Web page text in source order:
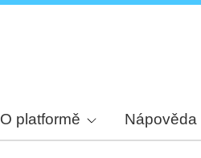
O platformě Nápověda